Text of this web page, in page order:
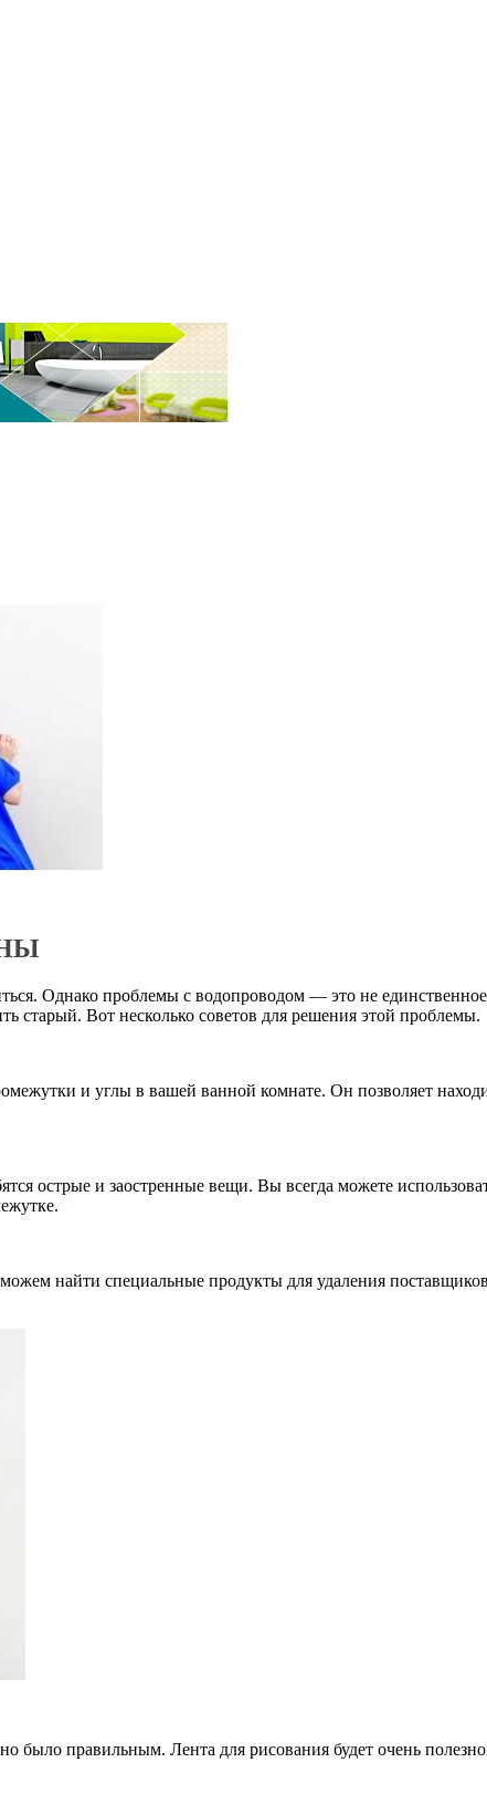
Однако проблемы с водопроводом — это не
старый. Вот несколько советов для решения этой проблемы.
и углы в вашей ванной комнате. Он позволяет
острые и заостренные вещи. Вы всегда можете
найти специальные продукты для удаления
правильным. Лента для рисования будет очень